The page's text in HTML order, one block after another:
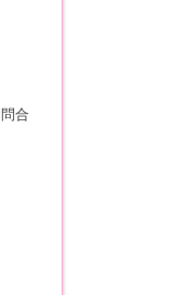
合